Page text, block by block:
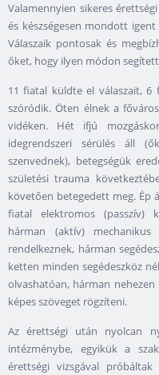
Valamennyien sikeres
és készségesen mondott
Válaszaik pontosak és
őket, hogy ilyen módon
11 fiatal küldte el válaszait,
szóródik. Öten élnek a
vidéken. Hét ifjú
idegrendszeri sérülés áll
szenvednek), betegségük
születési trauma
követően betegedett meg. Ép
fiatal elektromos (passzív)
hárman (aktív)
rendelkeznek, hárman
ketten minden segédeszköz
olvashatóan, hárman
képes szöveget rögzíteni.
Az érettségi után nyolcan
intézménybe, egyikük a
érettségi vizsgával